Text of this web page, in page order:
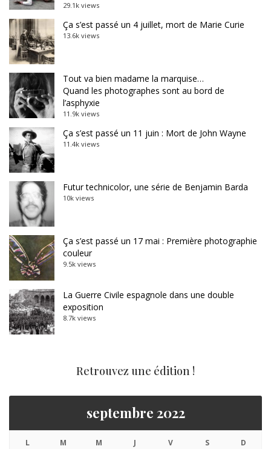
29.1k views
Ça s’est passé un 4 juillet, mort de Marie Curie
13.6k views
Tout va bien madame la marquise…
Quand les photographes sont au bord de
l’asphyxie
11.9k views
Ça s’est passé un 11 juin : Mort de John Wayne
11.4k views
Futur technicolor, une série de Benjamin Barda
10k views
Ça s’est passé un 17 mai : Première photographie
couleur
9.5k views
La Guerre Civile espagnole dans une double
exposition
8.7k views
Retrouvez une édition !
septembre 2022
L M M J V S D